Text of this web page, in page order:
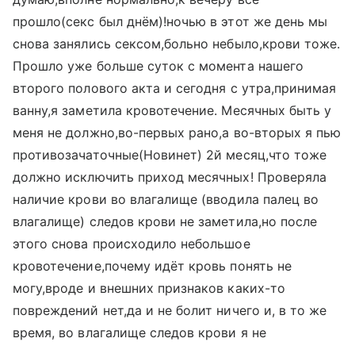
прошло(секс был днём)!ночью в этот же день мы
снова занялись сексом,больно небыло,крови тоже.
Прошло уже больше суток с момента нашего
второго полового акта и сегодня с утра,принимая
ванну,я заметила кровотечение. Месячных быть у
меня не должно,во-первых рано,а во-вторых я пью
противозачаточные(Новинет) 2й месяц,что тоже
должно исключить приход месячных! Проверяла
наличие крови во влагалище (вводила палец во
влагалище) следов крови не заметила,но после
этого снова происходило небольшое
кровотечение,почему идёт кровь понять не
могу,вроде и внешних признаков каких-то
повреждений нет,да и не болит ничего и, в то же
время, во влагалище следов крови я не